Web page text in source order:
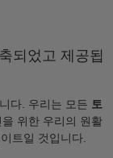
되었고 제공됩
다. 우리는 모든 토
위한 우리의 원활
트일 것입니다.